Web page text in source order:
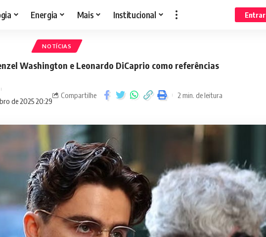
Energia Mais Institucional Entrar
NOTÍCIAS
Washington e Leonardo DiCaprio como referências
de 2025 20:29
Compartilhe 2 min. de leitura